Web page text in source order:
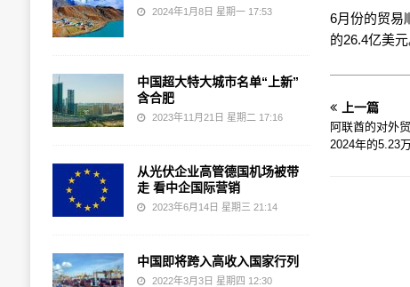
6月份的贸易
的26.4亿美元
上一篇
阿联酋的对外
2024年的5.23
2024年1月8日 星期一 17:53
中国超大特大城市名单“上新”
含合肥
2023年11月21日 星期二 17:16
从光伏企业高管德国机场被带
走 看中企国际营销
2023年6月14日 星期三 21:14
中国即将跨入高收入国家行列
2022年3月3日 星期四 12:30